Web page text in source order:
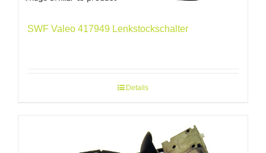
SWF Valeo 417949 Lenkstockschalter
Details